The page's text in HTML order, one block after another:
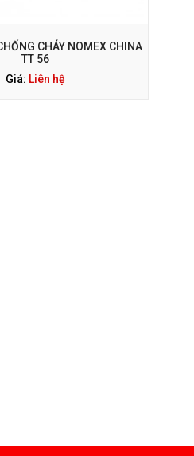
CHÁY NOMEX CHINA
TT 56
Giá: Liên hệ